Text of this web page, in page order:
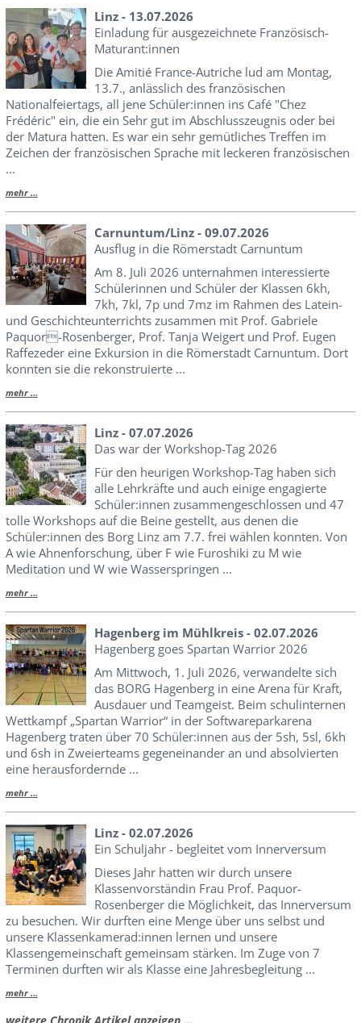
Linz - 13.07.2026
Einladung für ausgezeichnete Französisch-
Maturant:innen
Die Amitié France-Autriche lud am Montag,
13.7., anlässlich des französischen
Nationalfeiertags, all jene Schüler:innen ins Café "Chez
Frédéric" ein, die ein Sehr gut im Abschlusszeugnis oder bei
der Matura hatten. Es war ein sehr gemütliches Treffen im
Zeichen der französischen Sprache mit leckeren französischen
...
mehr ...
Carnuntum/Linz - 09.07.2026
Ausflug in die Römerstadt Carnuntum
Am 8. Juli 2026 unternahmen interessierte
Schülerinnen und Schüler der Klassen 6kh,
7kh, 7kl, 7p und 7mz im Rahmen des Latein-
und Geschichteunterrichts zusammen mit Prof. Gabriele
Paquor-Rosenberger, Prof. Tanja Weigert und Prof. Eugen
Raffezeder eine Exkursion in die Römerstadt Carnuntum. Dort
konnten sie die rekonstruierte ...
mehr ...
Linz - 07.07.2026
Das war der Workshop-Tag 2026
Für den heurigen Workshop-Tag haben sich
alle Lehrkräfte und auch einige engagierte
Schüler:innen zusammengeschlossen und 47
tolle Workshops auf die Beine gestellt, aus denen die
Schüler:innen des Borg Linz am 7.7. frei wählen konnten. Von
A wie Ahnenforschung, über F wie Furoshiki zu M wie
Meditation und W wie Wasserspringen ...
mehr ...
Hagenberg im Mühlkreis - 02.07.2026
Hagenberg goes Spartan Warrior 2026
Am Mittwoch, 1. Juli 2026, verwandelte sich
das BORG Hagenberg in eine Arena für Kraft,
Ausdauer und Teamgeist. Beim schulinternen
Wettkampf „Spartan Warrior“ in der Softwareparkarena
Hagenberg traten über 70 Schüler:innen aus der 5sh, 5sl, 6kh
und 6sh in Zweierteams gegeneinander an und absolvierten
eine herausfordernde ...
mehr ...
Linz - 02.07.2026
Ein Schuljahr - begleitet vom Innerversum
Dieses Jahr hatten wir durch unsere
Klassenvorständin Frau Prof. Paquor-
Rosenberger die Möglichkeit, das Innerversum
zu besuchen. Wir durften eine Menge über uns selbst und
unsere Klassenkamerad:innen lernen und unsere
Klassengemeinschaft gemeinsam stärken. Im Zuge von 7
Terminen durften wir als Klasse eine Jahresbegleitung ...
mehr ...